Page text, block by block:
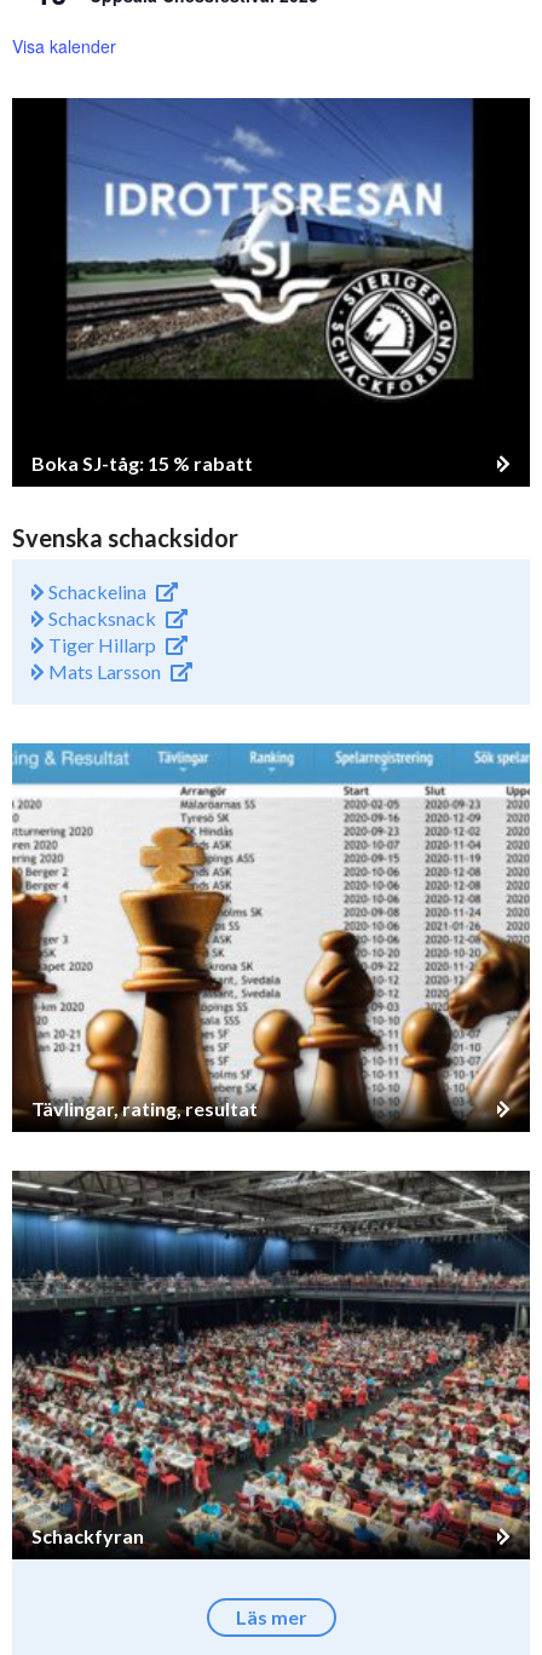
Visa kalender
Boka SJ-tåg: 15 % rabatt
Svenska schacksidor
Schackelina
Schacksnack
Tiger Hillarp
Mats Larsson
Tävlingar, rating, resultat
Schackfyran
Läs mer